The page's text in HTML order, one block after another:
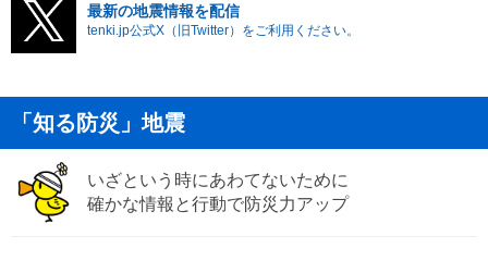
最新の地震情報を配信
tenki.jp公式X（旧Twitter）をご利用ください。
「知る防災」地震
いざという時にあわてないために
確かな情報と行動で防災力アップ